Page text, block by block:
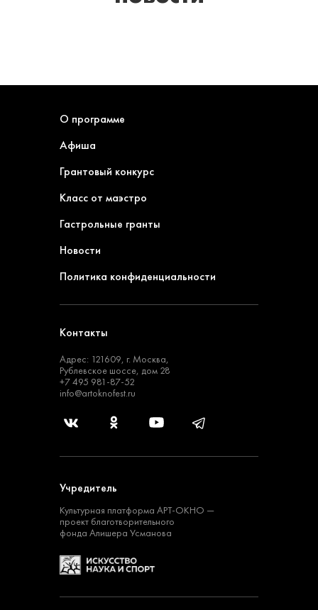
О программе
Афиша
Грантовый конкурс
Класс от маэстро
Гастрольные гранты
Новости
Политика конфиденциальности
Контакты
Адрес: 121609, г. Москва,
Рублевское шоссе, дом 28
+7 495 981-87-52
info@artoknofest.ru
Учредитель
Культурная платформа АРТ-ОКНО —
проект благотворительного
фонда Алишера Усманова